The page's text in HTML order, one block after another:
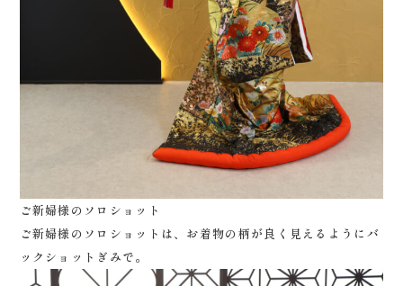
ご新婦様のソロショット
ご新婦様のソロショットは、お着物の柄が良く見えるようにバ
ックショットぎみで。